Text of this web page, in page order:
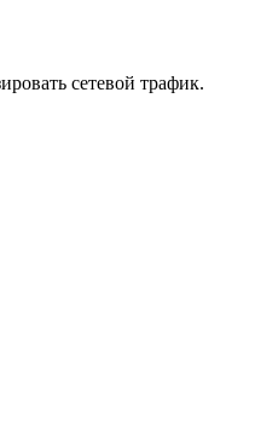
сетевой трафик.